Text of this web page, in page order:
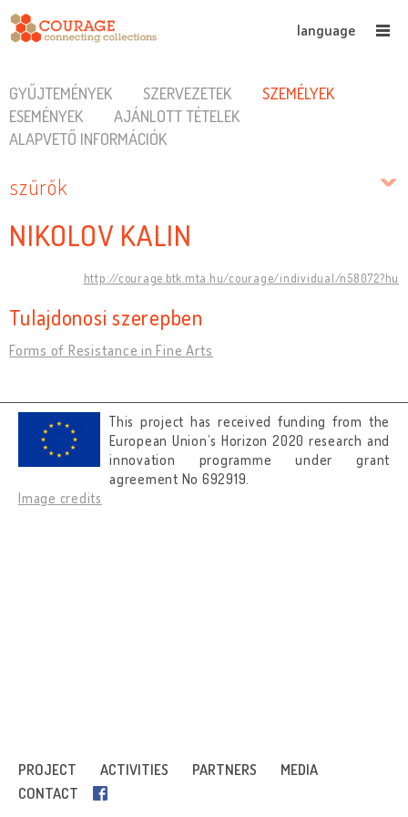
language
PROJECT ACTIVITIES PARTNERS
MEDIA
CONTACT
GYŰJTEMÉNYEK SZERVEZETEK
SZEMÉLYEK
ESEMÉNYEK
AJÁNLOTT TÉTELEK
ALAPVETŐ INFORMÁCIÓK
szűrők
NIKOLOV KALIN
http://courage.btk.mta.hu/courage/individual/n58072?hu
Tulajdonosi szerepben
Forms of Resistance in Fine Arts
This project has received funding from the
European Union’s Horizon 2020 research and
innovation programme under grant
agreement No 692919.
Image credits